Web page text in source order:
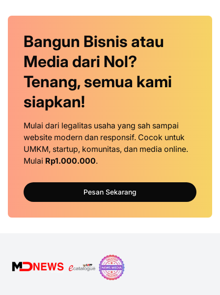
Bangun Bisnis atau
Media dari Nol?
Tenang, semua kami
siapkan!
Mulai dari legalitas usaha yang sah sampai
website modern dan responsif. Cocok untuk
UMKM, startup, komunitas, dan media online.
Mulai Rp1.000.000.
Pesan Sekarang